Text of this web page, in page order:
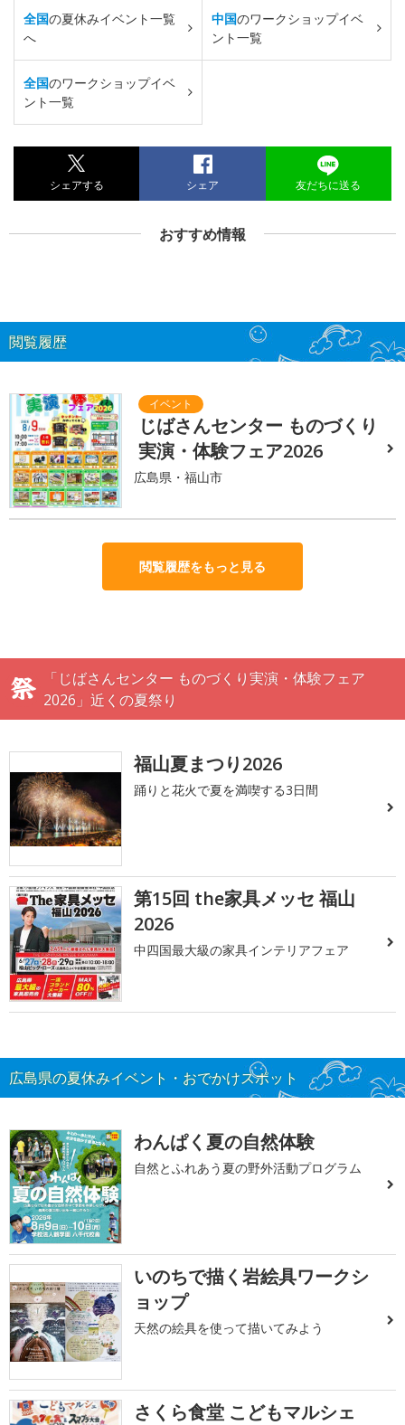
全国の夏休みイベント一覧
へ
中国のワークショップイベ
ント一覧
全国のワークショップイベ
ント一覧
シェアする シェア 友だちに送る
おすすめ情報
閲覧履歴
じばさんセンター ものづくり
実演・体験フェア2026
広島県・福山市
閲覧履歴をもっと見る
「じばさんセンター ものづくり実演・体験フェア
2026」近くの夏祭り
福山夏まつり2026
踊りと花火で夏を満喫する3日間
第15回 the家具メッセ 福山
2026
中四国最大級の家具インテリアフェア
広島県の夏休みイベント・おでかけスポット
わんぱく夏の自然体験
自然とふれあう夏の野外活動プログラム
いのちで描く岩絵具ワークシ
ョップ
天然の絵具を使って描いてみよう
さくら食堂 こどもマルシェ